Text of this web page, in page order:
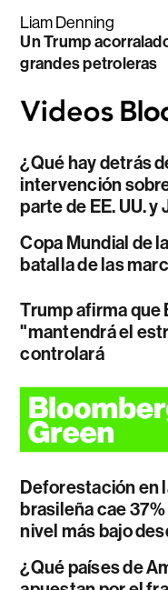
Liam Denning
Un Trump
grandes petroleras
¿Qué hay detrás
intervención
parte de EE. UU. y
Copa Mundial de
batalla de las
Trump afirma que
"mantendrá el
controlará
Deforestación en
brasileña cae
nivel más bajo
¿Qué países de